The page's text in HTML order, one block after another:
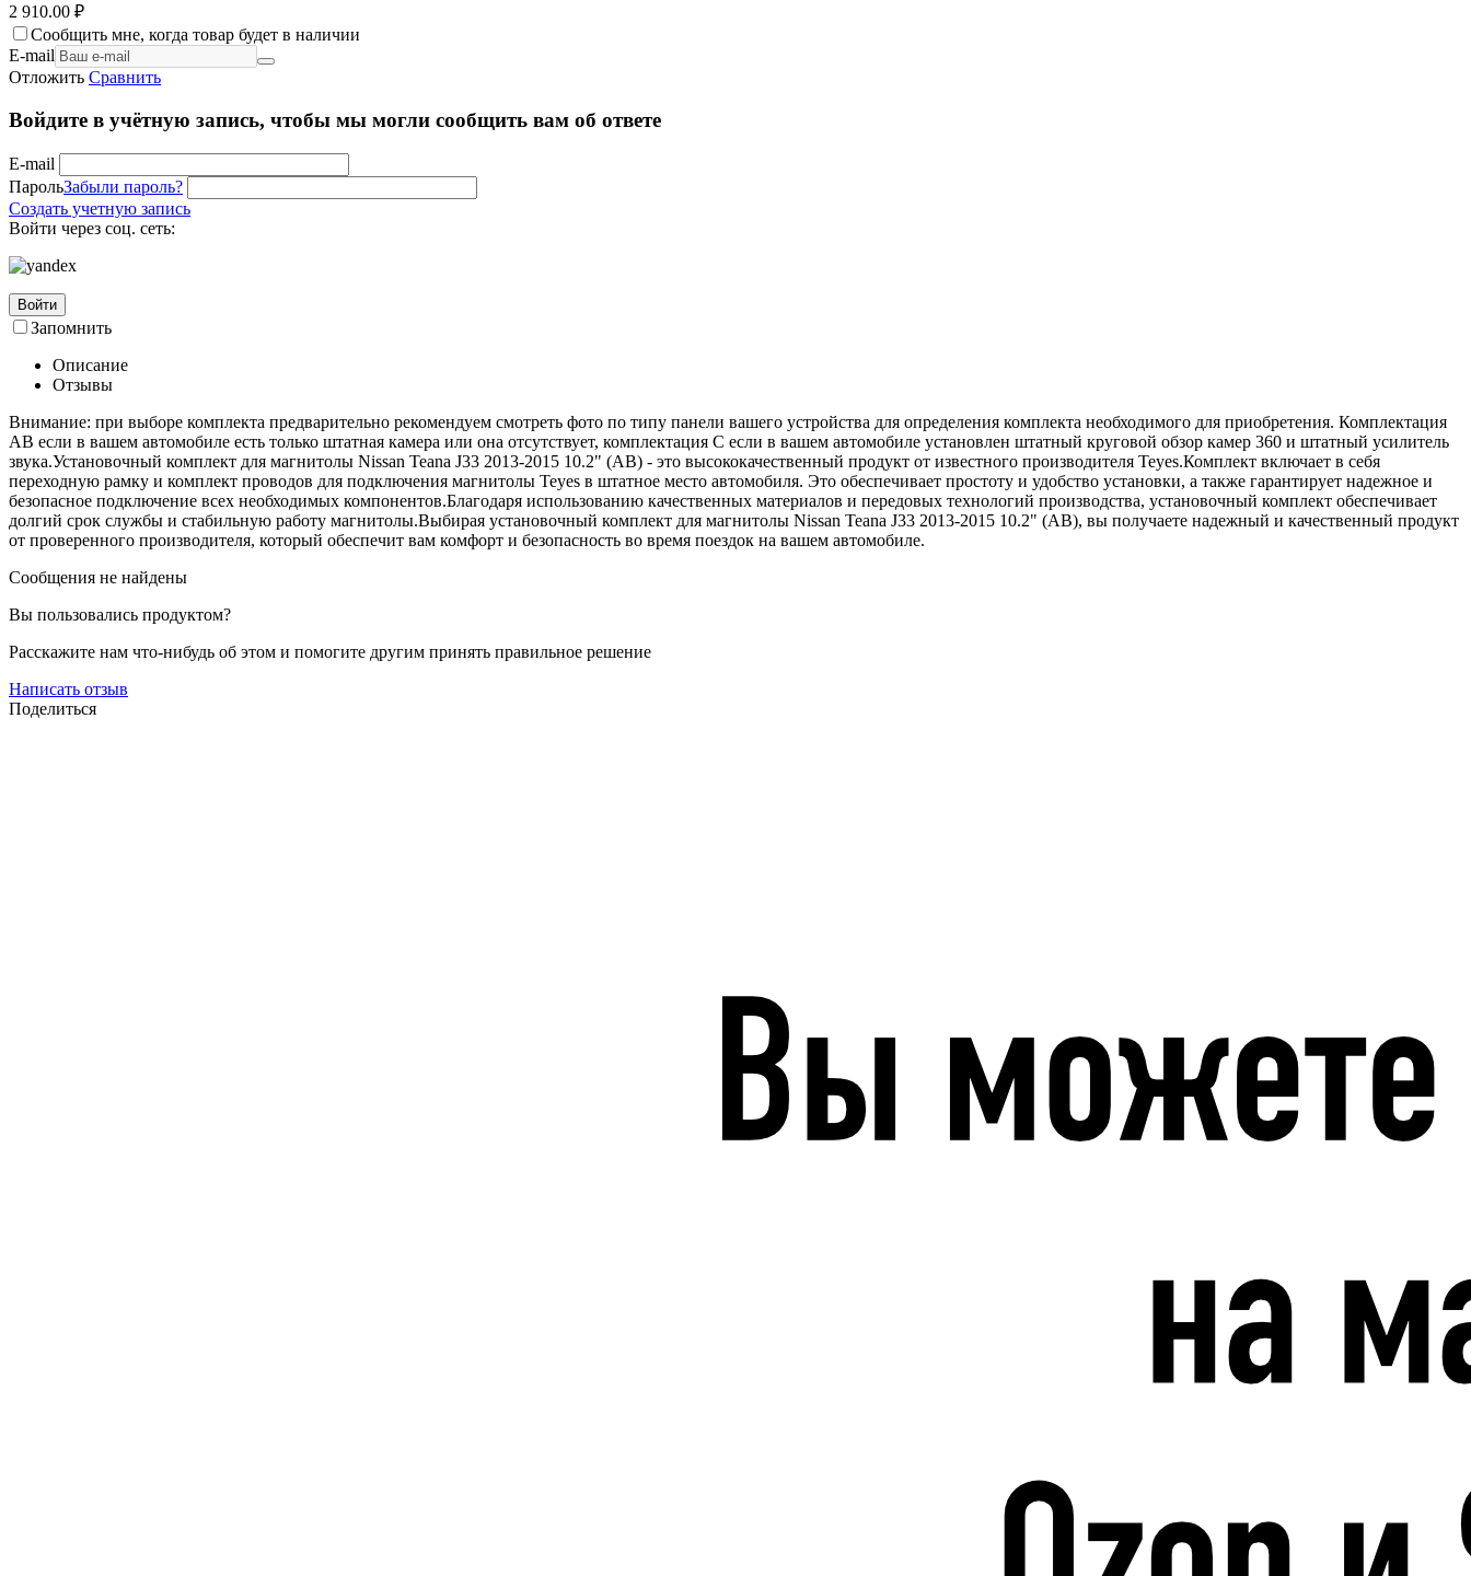
2 910.00 ₽
Сообщить мне, когда товар будет в наличии
E-mail
Отложить Сравнить
Войдите в учётную запись, чтобы мы могли сообщить вам об ответе
E-mail
ПарольЗабыли пароль?
Создать учетную запись
Войти через соц. сеть:
Войти
Запомнить
Описание
Отзывы
Внимание: при выборе комплекта предварительно рекомендуем смотреть фото по типу панели вашего устройства для определения комплекта необходимого для приобретения. Комплектация
АВ если в вашем автомобиле есть только штатная камера или она отсутствует, комплектация С если в вашем автомобиле установлен штатный круговой обзор камер 360 и штатный усилитель
звука.Установочный комплект для магнитолы Nissan Teana J33 2013-2015 10.2" (AB) - это высококачественный продукт от известного производителя Teyes.Комплект включает в себя
переходную рамку и комплект проводов для подключения магнитолы Teyes в штатное место автомобиля. Это обеспечивает простоту и удобство установки, а также гарантирует надежное и
безопасное подключение всех необходимых компонентов.Благодаря использованию качественных материалов и передовых технологий производства, установочный комплект обеспечивает
долгий срок службы и стабильную работу магнитолы.Выбирая установочный комплект для магнитолы Nissan Teana J33 2013-2015 10.2" (AB), вы получаете надежный и качественный продукт
от проверенного производителя, который обеспечит вам комфорт и безопасность во время поездок на вашем автомобиле.
Сообщения не найдены
Вы пользовались продуктом?
Расскажите нам что-нибудь об этом и помогите другим принять правильное решение
Написать отзыв
Поделиться